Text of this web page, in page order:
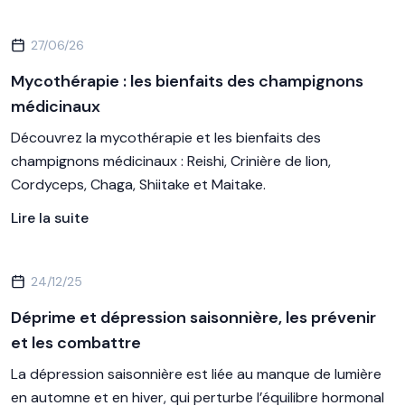
27/06/26
Mycothérapie : les bienfaits des champignons
médicinaux
Découvrez la mycothérapie et les bienfaits des
champignons médicinaux : Reishi, Crinière de lion,
Cordyceps, Chaga, Shiitake et Maitake.
Lire la suite
24/12/25
Déprime et dépression saisonnière, les prévenir
et les combattre
La dépression saisonnière est liée au manque de lumière
en automne et en hiver, qui perturbe l’équilibre hormonal